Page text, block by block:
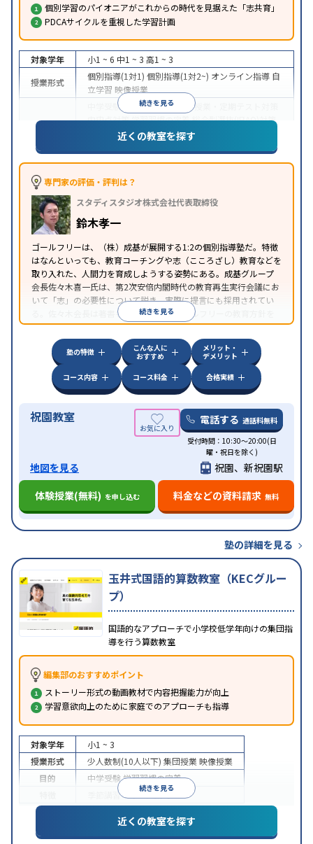
個別学習のパイオニアがこれからの時代を見据えた「志共育」
PDCAサイクルを重視した学習計画
続きを見る
対象学年 小1 ~ 6 中1 ~ 3 高1 ~ 3
授業形式
個別指導(1対1) 個別指導(1対2~) オンライン指導 自
立学習 映像授業
中学受験 高校受験大学受験
授業・定期テスト対策
内申点対策学習習慣の定着総合型選抜(旧AO)対策
推薦入試対策 国公立大対策私大対策
特徴
中高一貫校生に対応授業の振替可能オンライン対
応
1科目から受講可能
室あり
近くの教室を探す
専門家の評価・評判は？
スタディスタジオ株式会社代表取締役
鈴木孝一
ゴールフリーは、（株）成基が展開する1:2の個別指導塾だ。特徴
はなんといっても、教育コーチングや志（こころざし）教育などを
取り入れた、人間力を育成しようする姿勢にある。成基グループ
会長佐々木喜一氏は、第2次安倍内閣時代の教育再生実行会議にお
いて「志」の必要性について説き、実際に提言にも採用されてい
る。佐々木会長は著書も豊富なので、ゴールフリーの教育方針を
知るのに役立つだろう。
続きを見る
塾の特徴
こんな人に
おすすめ
メリット・
デメリット
コース内容
コース料金 合格実績
祝園教室 電話する 通話料無料
受付時間：10:30〜20:00(日
曜・祝日を除く)
地図を見る
祝園、新祝園駅
体験授業(無料) を申し込む 料金などの資料請求 無料
塾の詳細を見る
玉井式国語的算数教室（KECグルー
プ）
国語的なアプローチで小学校低学年向けの集団指
導を行う算数教室
編集部のおすすめポイント
ストーリー形式の動画教材で内容把握能力が向上
学習意欲向上のために家庭でのアプローチも指導
続きを見る
対象学年
小1 ~ 3
授業形式
少人数制(10人以下) 集団授業映像授業
目的
中学受験学習習慣の定着
季節講習のみの受講可
近くの教室を探す